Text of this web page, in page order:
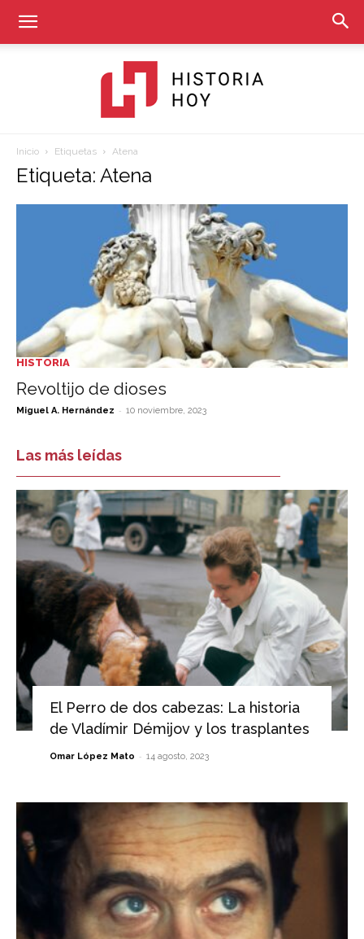
Hoy
Inicio Etiquetas Atena
Etiqueta: Atena
HISTORIA
Revoltijo de dioses
Miguel A. Hernández - 10 noviembre, 2023
Las más leídas
El Perro de dos cabezas: La historia
de Vladímir Démijov y los trasplantes
Omar López Mato - 14 agosto, 2023